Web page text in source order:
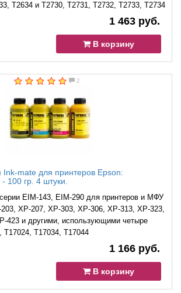
T2634 и T2730, T2731, T2732, T2733, T2734
1 463 руб.
В корзину
2
Ink-mate для принтеров Epson:
100 гр. 4 штуки.
EIM-143, EIM-290 для принтеров и МФУ
XP-207, XP-303, XP-306, XP-313, XP-323,
423 и другими, использующими четыре
T17024, T17034, T17044
1 166 руб.
В корзину